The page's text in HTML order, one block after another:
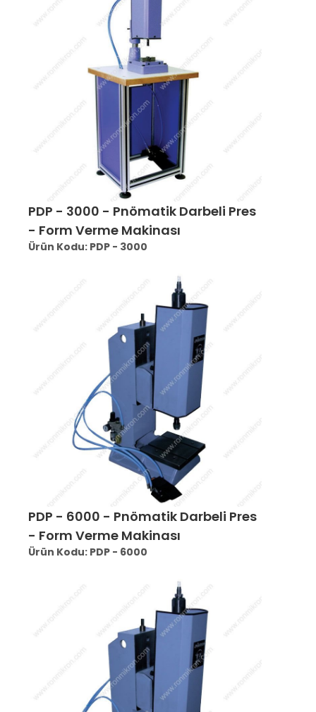
PDP - 3000 - Pnömatik Darbeli Pres
- Form Verme Makinası
Ürün Kodu: PDP - 3000
PDP - 6000 - Pnömatik Darbeli Pres
- Form Verme Makinası
Ürün Kodu: PDP - 6000